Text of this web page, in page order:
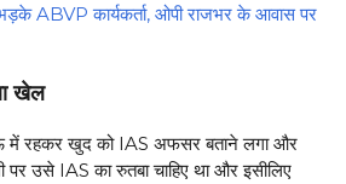
ABVP कार्यकर्ता, ओपी राजभर के आवास पर
खेल
में रहकर खुद को IAS अफसर बताने लगा और
पर उसे IAS का रुतबा चाहिए था और इसीलिए